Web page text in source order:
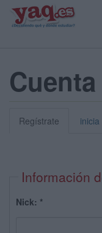
Regístrate
Información
Nick: *